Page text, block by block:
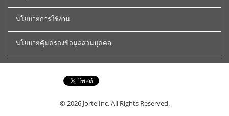
นโยบายการใช้งาน
นโยบายคุ้มครองข้อมูลส่วนบุคคล
© 2026 Jorte Inc.All Rights Reserved.